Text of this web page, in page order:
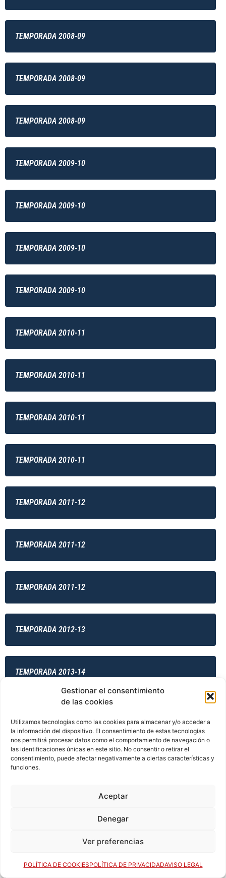
Gestionar el consentimiento
de las cookies
Utilizamos tecnologías como las cookies para almacenar y/o acceder a
la información del dispositivo. El consentimiento de estas tecnologías
nos permitirá procesar datos como el comportamiento de navegación o
las identificaciones únicas en este sitio. No consentir o retirar el
consentimiento, puede afectar negativamente a ciertas características y
funciones.
Aceptar
Denegar
Ver preferencias
POLÍTICA DE COOKIESPOLÍTICA DE PRIVACIDADAVISO LEGAL
TEMPORADA 2008-09
TEMPORADA 2008-09
TEMPORADA 2008-09
TEMPORADA 2009-10
TEMPORADA 2009-10
TEMPORADA 2009-10
TEMPORADA 2009-10
TEMPORADA 2010-11
TEMPORADA 2010-11
TEMPORADA 2010-11
TEMPORADA 2010-11
TEMPORADA 2011-12
TEMPORADA 2011-12
TEMPORADA 2011-12
TEMPORADA 2012-13
TEMPORADA 2013-14
TEMPORADA 2014-15
TEMPORADA 2014-15